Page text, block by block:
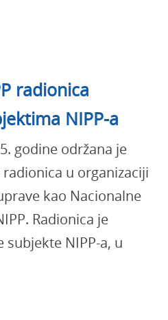
radionica
NIPP-a
godine održana je
u organizaciji
kao Nacionalne
Radionica je
subjekte NIPP-a, u